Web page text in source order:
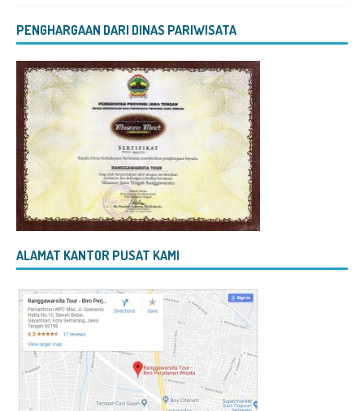
PENGHARGAAN DARI DINAS PARIWISATA
ALAMAT KANTOR PUSAT KAMI